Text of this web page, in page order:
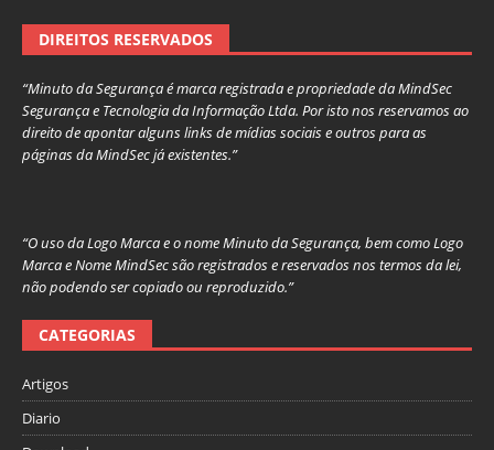
DIREITOS RESERVADOS
“Minuto da Segurança é marca registrada e propriedade da MindSec
Segurança e Tecnologia da Informação Ltda. Por isto nos reservamos ao
direito de apontar alguns links de mídias sociais e outros para as
páginas da MindSec já existentes.”
“O uso da Logo Marca e o nome Minuto da Segurança, bem como Logo
Marca e Nome MindSec são registrados e reservados nos termos da lei,
não podendo ser copiado ou reproduzido.”
CATEGORIAS
Artigos
Diario